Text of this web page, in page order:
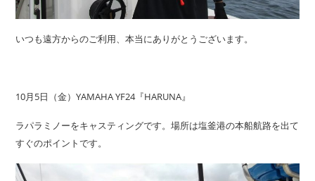
いつも遠方からのご利用、本当にありがとうございます。
10月5日（金）YAMAHA YF24『HARUNA』
ラパラミノーをキャスティングです。場所は塩釜港の本船航路を出て
すぐのポイントです。